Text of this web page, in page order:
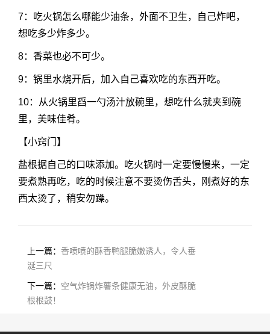
7：吃火锅怎么哪能少油条，外面不卫生，自己炸吧，
想吃多少炸多少。
8：香菜也必不可少。
9：锅里水烧开后，加入自己喜欢吃的东西开吃。
10：从火锅里舀一勺汤汁放碗里，想吃什么就夹到碗
里，美味佳肴。
【小窍门】
盐根据自己的口味添加。吃火锅时一定要慢慢来，一定
要煮熟再吃，吃的时候注意不要烫伤舌头，刚煮好的东
西太烫了，稍安勿躁。
上一篇： 香喷喷的酥香鸭腿脆嫩诱人，令人垂
涎三尺
下一篇： 空气炸锅炸薯条健康无油，外皮酥脆
根根鼓！